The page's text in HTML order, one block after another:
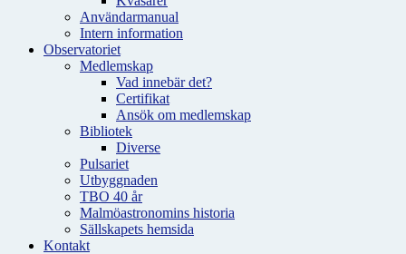
Användarmanual
Intern information
Observatoriet
Medlemskap
Vad innebär det?
Certifikat
Ansök om medlemskap
Bibliotek
Diverse
Pulsariet
Utbyggnaden
TBO 40 år
Malmöastronomins historia
Sällskapets hemsida
Kontakt